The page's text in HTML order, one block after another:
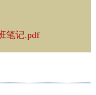
笔记.pdf